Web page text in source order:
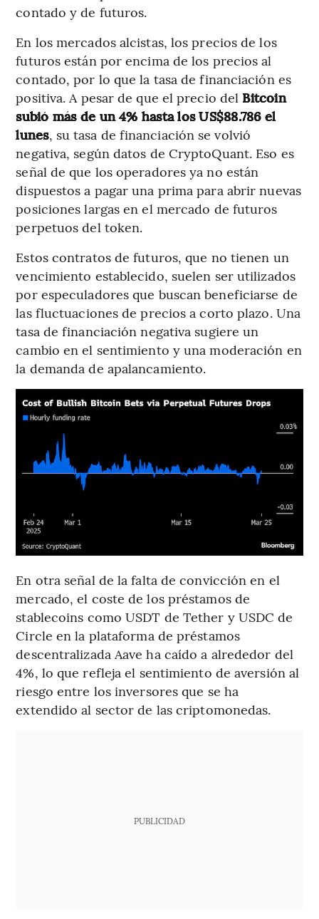
contado y de futuros.
En los mercados alcistas, los precios de los
futuros están por encima de los precios al
contado, por lo que la tasa de financiación es
positiva. A pesar de que el precio del Bitcoin
subió más de un 4% hasta los US$88.786 el
lunes, su tasa de financiación se volvió
negativa, según datos de CryptoQuant. Eso es
señal de que los operadores ya no están
dispuestos a pagar una prima para abrir nuevas
posiciones largas en el mercado de futuros
perpetuos del token.
Estos contratos de futuros, que no tienen un
vencimiento establecido, suelen ser utilizados
por especuladores que buscan beneficiarse de
las fluctuaciones de precios a corto plazo. Una
tasa de financiación negativa sugiere un
cambio en el sentimiento y una moderación en
la demanda de apalancamiento.
En otra señal de la falta de convicción en el
mercado, el coste de los préstamos de
stablecoins como USDT de Tether y USDC de
Circle en la plataforma de préstamos
descentralizada Aave ha caído a alrededor del
4%, lo que refleja el sentimiento de aversión al
riesgo entre los inversores que se ha
extendido al sector de las criptomonedas.
PUBLICIDAD